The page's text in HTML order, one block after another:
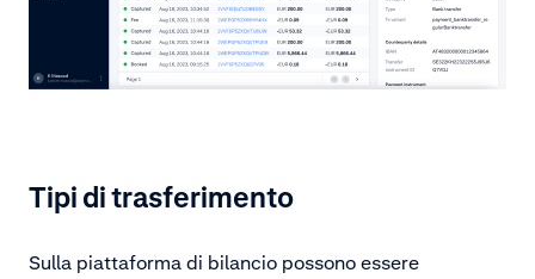
Tipi di trasferimento
Sulla piattaforma di bilancio possono essere